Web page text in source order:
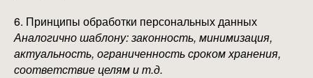
6. Принципы обработки персональных данных
Аналогично шаблону: законность, минимизация,
актуальность, ограниченность сроком хранения,
соответствие целям и т.д.